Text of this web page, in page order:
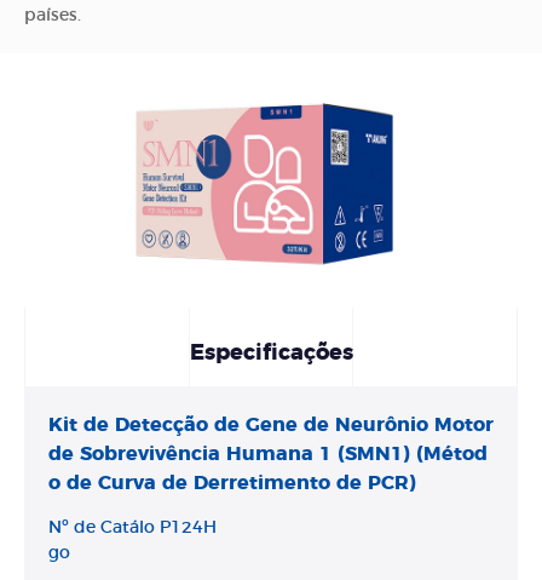
países.
Especificações
Kit de Detecção de Gene de Neurônio Motor
de Sobrevivência Humana 1 (SMN1) (Métod
o de Curva de Derretimento de PCR)
Nº de Catálo
go
P124H